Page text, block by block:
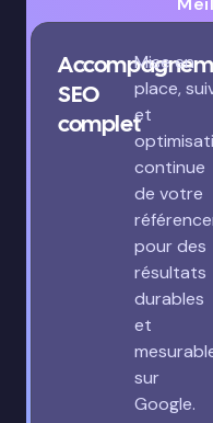
SEO
complet
Mise en
place,
et
continue
de votre
pour des
résultats
durables
et
sur
Google.